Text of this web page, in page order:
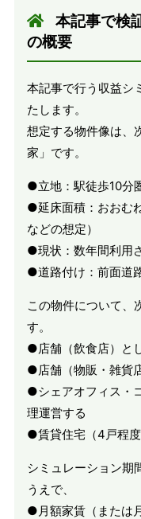
本記事で検
の概要
本記事で行う収益シ
たします。
想定する物件像は、
家」です。
●立地：駅徒歩10分
●延床面積：おおむ
などの想定）
●現状：数年間利用
●道路付け：前面道
この物件について、
す。
●店舗（飲食店）と
●店舗（物販・雑貨
●シェアオフィス・
理運営する
●賃貸住宅（4戸程
シミュレーション期
うえで、
●月額家賃（または